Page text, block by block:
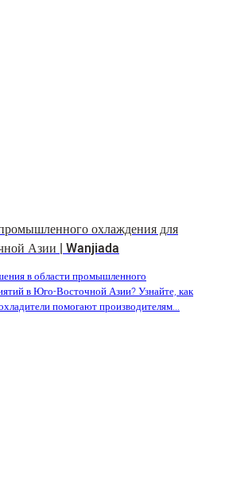
охлаждения для
Азии | Wanjiada
в области промышленного
в Юго-Восточной Азии? Узнайте, как
помогают производителям...